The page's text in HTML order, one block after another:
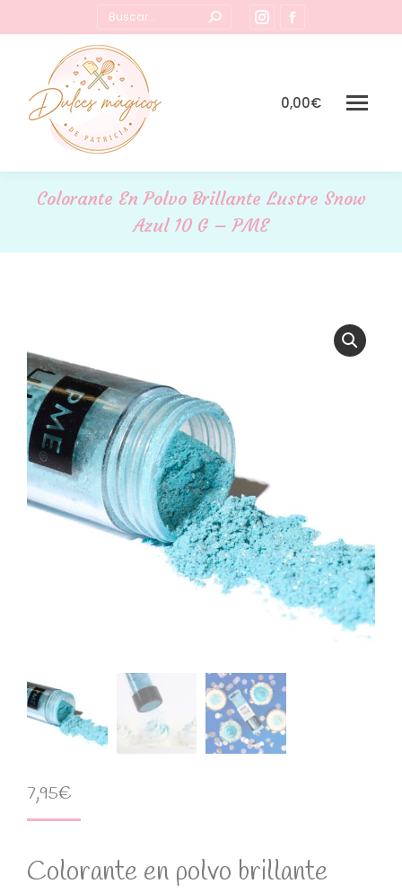
Buscar:
Instagram
page
new
page
in
0,00€
Colorante En Polvo Brillante Lustre Snow
Azul 10 G – PME
7,95€
Colorante en polvo brillante